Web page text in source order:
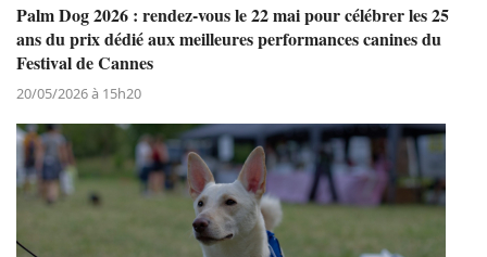
Palm Dog 2026 : rendez-vous le 22 mai pour célébrer les 25
ans du prix dédié aux meilleures performances canines du
Festival de Cannes
20/05/2026 à 15h20